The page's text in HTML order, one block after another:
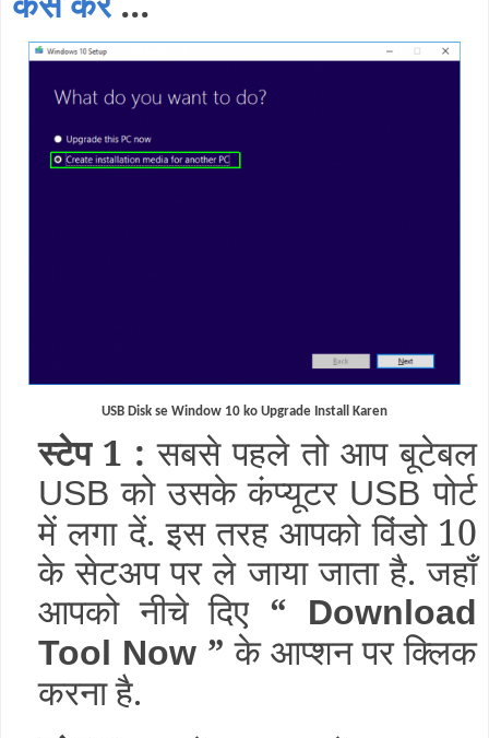
USB Disk se Window 10 ko Upgrade Install Karen
स्टेप 1 : सबसे पहले तो आप बूटेबल
USB को उसके कंप्यूटर USBपोर्ट
में लगा दें. इस तरह आपको विंडो 10
के सेटअप पर ले जाया जाता है. जहाँ
आपको नीचे दिए “ Download
Tool Now ” के आप्शन पर क्लिक
करना है.